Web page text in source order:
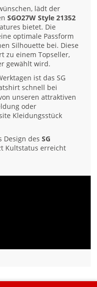
lädt der
SGO27W Style 21352
bietet. Die
optimale Passform
Silhouette bei. Diese
zu einem Topseller,
gewählt wird.
ist das SG
schnell bei
unseren attraktiven
oder
Kleidungsstück
Design desSG
Kultstatus erreicht